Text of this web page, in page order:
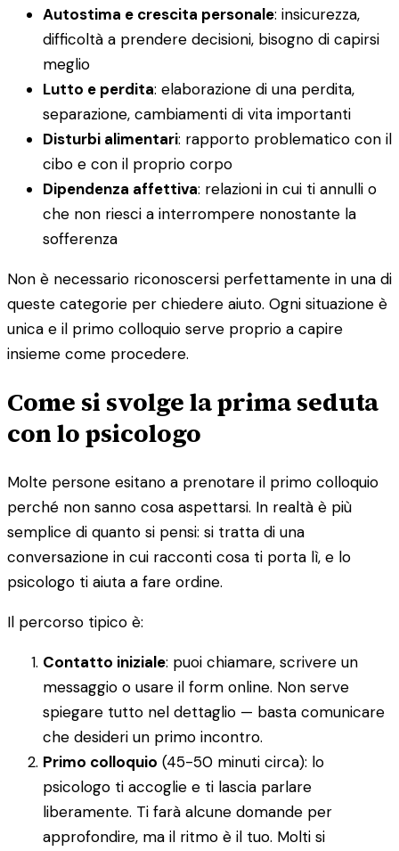
Autostima e crescita personale: insicurezza,
difficoltà a prendere decisioni, bisogno di capirsi
meglio
Lutto e perdita: elaborazione di una perdita,
separazione, cambiamenti di vita importanti
Disturbi alimentari: rapporto problematico con il
cibo e con il proprio corpo
Dipendenza affettiva: relazioni in cui ti annulli o
che non riesci a interrompere nonostante la
sofferenza
Non è necessario riconoscersi perfettamente in una di
queste categorie per chiedere aiuto. Ogni situazione è
unica e il primo colloquio serve proprio a capire
insieme come procedere.
Come si svolge la prima seduta
con lo psicologo
Molte persone esitano a prenotare il primo colloquio
perché non sanno cosa aspettarsi. In realtà è più
semplice di quanto si pensi: si tratta di una
conversazione in cui racconti cosa ti porta lì, e lo
psicologo ti aiuta a fare ordine.
Il percorso tipico è:
Contatto iniziale: puoi chiamare, scrivere un
messaggio o usare il form online. Non serve
spiegare tutto nel dettaglio — basta comunicare
che desideri un primo incontro.
Primo colloquio (45-50 minuti circa): lo
psicologo ti accoglie e ti lascia parlare
liberamente. Ti farà alcune domande per
approfondire, ma il ritmo è il tuo. Molti si